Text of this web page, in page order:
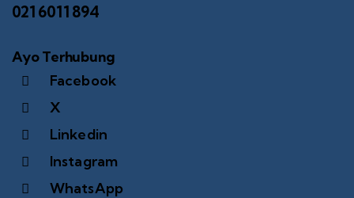
021 6011 894
Ayo Terhubung
Facebook
X
Linkedin
Instagram
WhatsApp